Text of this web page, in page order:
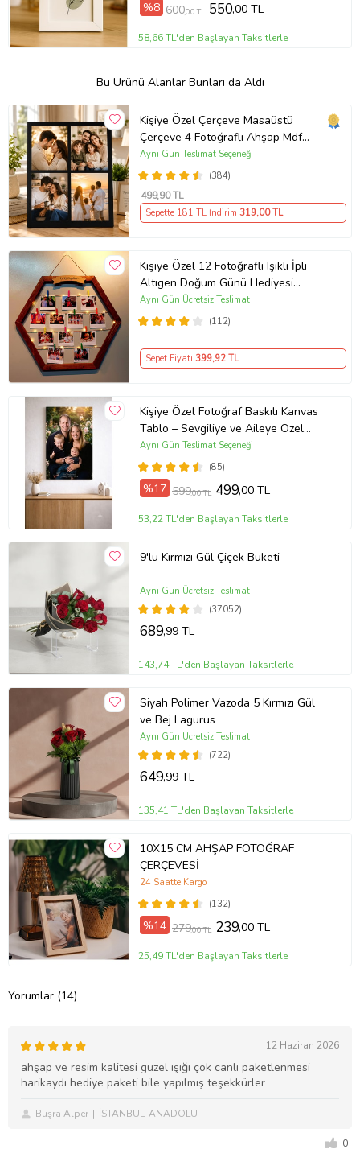
%8 600,00 TL 550,00 TL
58,66 TL'den Başlayan Taksitlerle
Bu Ürünü Alanlar Bunları da Aldı
Kişiye Özel Çerçeve Masaüstü
Çerçeve 4 Fotoğraflı Ahşap Mdf
Resimli Kolaj Çerçeve
(384)
Aynı Gün Teslimat Seçeneği
499,90 TL
Sepette 181 TL İndirim 319,00 TL
Kişiye Özel 12 Fotoğraflı Işıklı İpli
Altıgen Doğum Günü Hediyesi
Ahşap Fotoğraf Panosu
(112)
Aynı Gün Ücretsiz Teslimat
Sepet Fiyatı 399,92 TL
Kişiye Özel Fotoğraf Baskılı Kanvas
Tablo – Sevgiliye ve Aileye Özel
Hediye (ÇokluRenk)
(85)
Aynı Gün Teslimat Seçeneği
%17 599,00 TL 499,00 TL
53,22 TL'den Başlayan Taksitlerle
9'lu Kırmızı Gül Çiçek Buketi
(37052)
Aynı Gün Ücretsiz Teslimat
689,99 TL
143,74 TL'den Başlayan Taksitlerle
Siyah Polimer Vazoda 5 Kırmızı Gül
ve Bej Lagurus
(722)
Aynı Gün Ücretsiz Teslimat
649,99 TL
135,41 TL'den Başlayan Taksitlerle
10X15 CM AHŞAP FOTOĞRAF
ÇERÇEVESİ
(132)
24 Saatte Kargo
%14 279,00 TL 239,00 TL
25,49 TL'den Başlayan Taksitlerle
Yorumlar (14)
12 Haziran 2026
ahşap ve resim kalitesi guzel ışığı çok canlı paketlenmesi
harikaydı hediye paketi bile yapılmış teşekkürler
Büşra Alper İSTANBUL-ANADOLU
0